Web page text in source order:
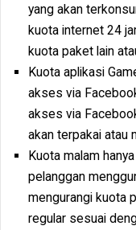
yang akan
kuota internet 24
kuota paket lain
Kuota aplikasi
akses via
akses via
akan terpakai atau
Kuota malam
pelanggan
mengurangi kuota
regular sesuai